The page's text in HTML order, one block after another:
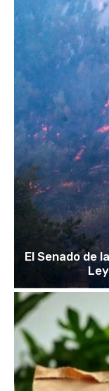
El Senado de